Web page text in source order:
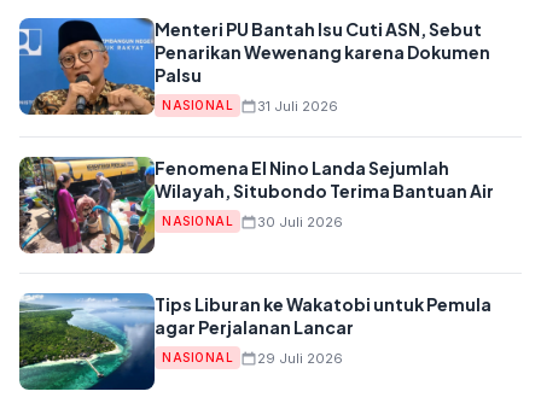
Menteri PU Bantah Isu Cuti ASN, Sebut
Penarikan Wewenang karena Dokumen
Palsu
NASIONAL 31 Juli 2026
Fenomena El Nino Landa Sejumlah
Wilayah, Situbondo Terima Bantuan Air
NASIONAL 30 Juli 2026
Tips Liburan ke Wakatobi untuk Pemula
agar Perjalanan Lancar
NASIONAL 29 Juli 2026